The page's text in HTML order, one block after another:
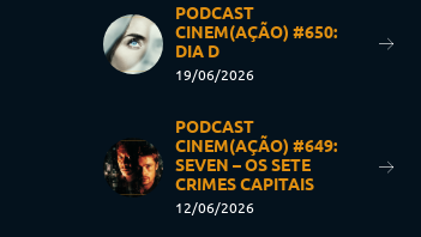
PODCAST
CINEM(AÇÃO) #650:
DIA D
19/06/2026
PODCAST
CINEM(AÇÃO) #649:
SEVEN – OS SETE
CRIMES CAPITAIS
12/06/2026